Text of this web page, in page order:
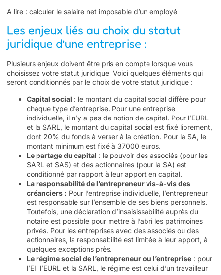
A lire : calculer le salaire net imposable d’un employé
Les enjeux liés au choix du statut
juridique d’une entreprise :
Plusieurs enjeux doivent être pris en compte lorsque vous
choisissez votre statut juridique. Voici quelques éléments qui
seront conditionnés par le choix de votre statut juridique :
Capital social : le montant du capital social diffère pour
chaque type d’entreprise. Pour une entreprise
individuelle, il n’y a pas de notion de capital. Pour l’EURL
et la SARL, le montant du capital social est fixé librement,
dont 20% du fonds à verser à la création. Pour la SA, le
montant minimum est fixé à 37000 euros.
Le partage du capital : le pouvoir des associés (pour les
SARL et SAS) et des actionnaires (pour la SA) est
conditionné par rapport à leur apport en capital.
La responsabilité de l’entrepreneur vis-à-vis des
créanciers : Pour l’entreprise individuelle, l’entrepreneur
est responsable sur l’ensemble de ses biens personnels.
Toutefois, une déclaration d’insaisissabilité auprès du
notaire est possible pour mettre à l’abri les patrimoines
privés. Pour les entreprises avec des associés ou des
actionnaires, la responsabilité est limitée à leur apport, à
quelques exceptions près.
Le régime social de l’entrepreneur ou l’entreprise : pour
l’EI, l’EURL et la SARL, le régime est celui d’un travailleur